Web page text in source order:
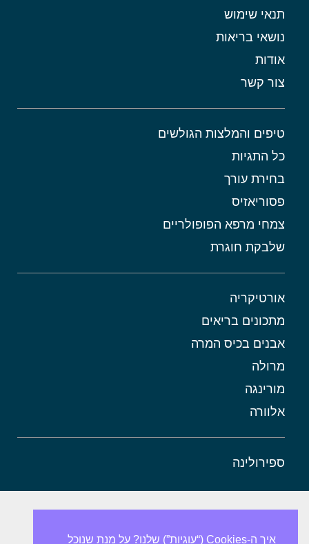
תנאי שימוש
נושאי בריאות
אודות
צור קשר
טיפים והמלצות הגולשים
כל התגיות
בחירת עורך
פסוריאזיס
צמחי מרפא הפופולריים
שלבקת חוגרת
אורטיקריה
מתכונים בריאים
אבנים בכיס המרה
מרולה
מורינגה
אלוורה
ספירולינה
איך ה-Cookies (“עוגיות”) שלנו? על מנת שנוכל